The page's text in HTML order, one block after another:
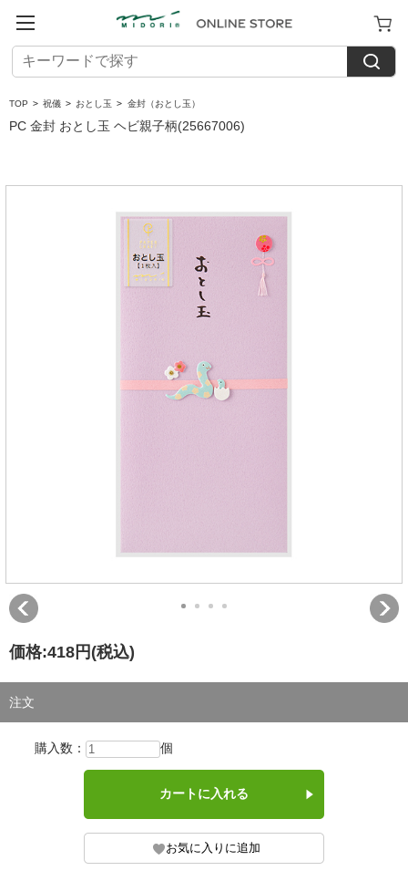
TOP > 祝儀 > おとし玉 > 金封（おとし玉）
PC 金封 おとし玉 ヘビ親子柄(25667006)
価格:418円 (税込)
注文
購入数： 個